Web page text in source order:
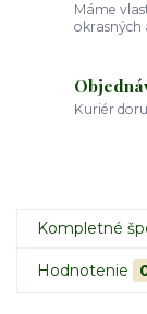
Máme
okrasných
Kuriér
Kompletné
Hodnotenie